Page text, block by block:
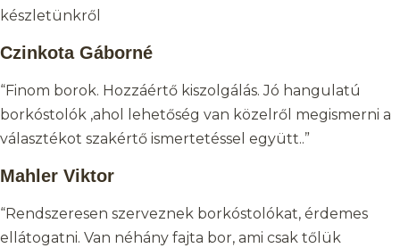
készletünkről
Czinkota Gáborné
“Finom borok. Hozzáértő kiszolgálás. Jó hangulatú
borkóstolók ,ahol lehetőség van közelről megismerni a
választékot szakértő ismertetéssel együtt..”
Mahler Viktor
“Rendszeresen szerveznek borkóstolókat, érdemes
ellátogatni. Van néhány fajta bor, ami csak tőlük